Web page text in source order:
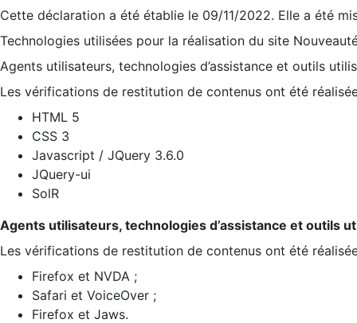
Cette déclaration a été établie le 09/11/2022. Elle a été
Technologies utilisées pour la réalisation du site
Agents utilisateurs, technologies d’assistance et outils
Les vérifications de restitution de contenus ont été
HTML 5
CSS 3
Javascript / JQuery 3.6.0
JQuery-ui
SolR
Agents utilisateurs, technologies d’assistance et outils
Les vérifications de restitution de contenus ont été
Firefox et NVDA ;
Safari et VoiceOver ;
Firefox et Jaws.